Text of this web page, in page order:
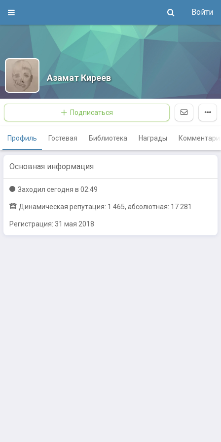
Войти
Азамат Киреев
Подписаться
Профиль Гостевая Библиотека Награды
Основная информация
Заходил сегодня в 02:49
Динамическая репутация: 1 465, абсолютная: 17 281
Регистрация: 31 мая 2018